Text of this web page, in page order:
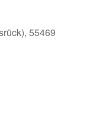
55469